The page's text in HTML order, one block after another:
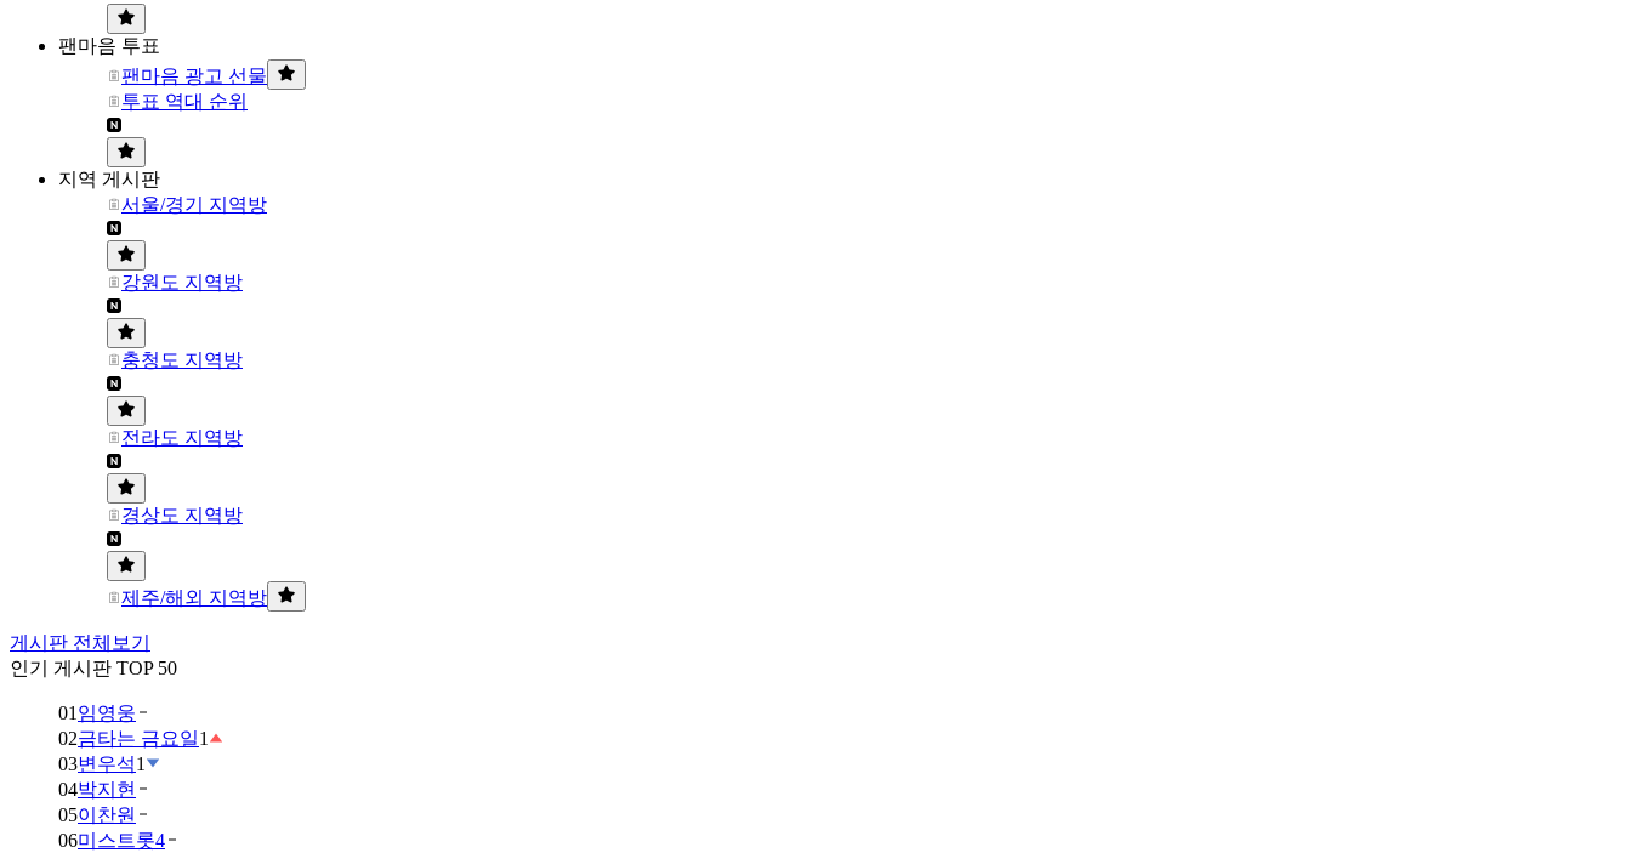
팬마음 투표
팬마음 광고 선물
투표 역대 순위
지역 게시판
서울/경기 지역방
강원도 지역방
충청도 지역방
전라도 지역방
경상도 지역방
제주/해외 지역방
게시판 전체보기
인기 게시판 TOP 50
01 임영웅
02금타는 금요일1
03변우석1
04박지현
05이찬원
06미스트롯4